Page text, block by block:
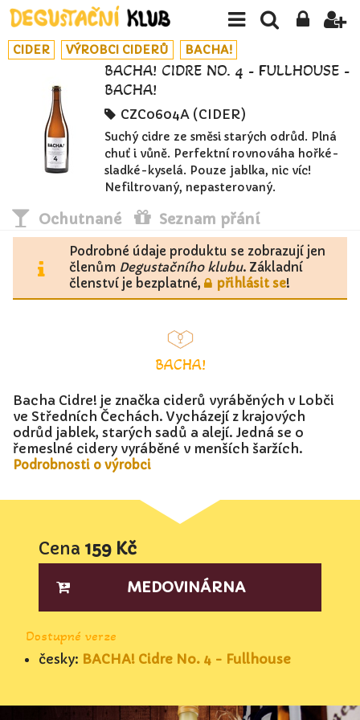
CIDER VÝROBCI CIDERŮ BACHA!
BACHA! CIDRE NO. 4 - FULLHOUSE -
BACHA!
CZC0604A (CIDER)
Suchý cidre ze směsi starých odrůd. Plná
chuť i vůně. Perfektní rovnováha hořké-
sladké-kyselá. Pouze jablka, nic víc!
Nefiltrovaný, nepasterovaný.
Ochutnané Seznam přání
Podrobné údaje produktu se zobrazují jen
členům Degustačního klubu. Základní
členství je bezplatné,
přihlásit se!
BACHA!
Bacha Cidre! je značka ciderů vyráběných v Lobči
ve Středních Čechách. Vycházejí z krajových
odrůd jablek, starých sadů a alejí. Jedná se o
řemeslné cidery vyráběné v menších šaržích.
Podrobnosti o výrobci
Cena 159 Kč
MEDOVINÁRNA
Dostupné verze
česky: BACHA! Cidre No. 4 - Fullhouse